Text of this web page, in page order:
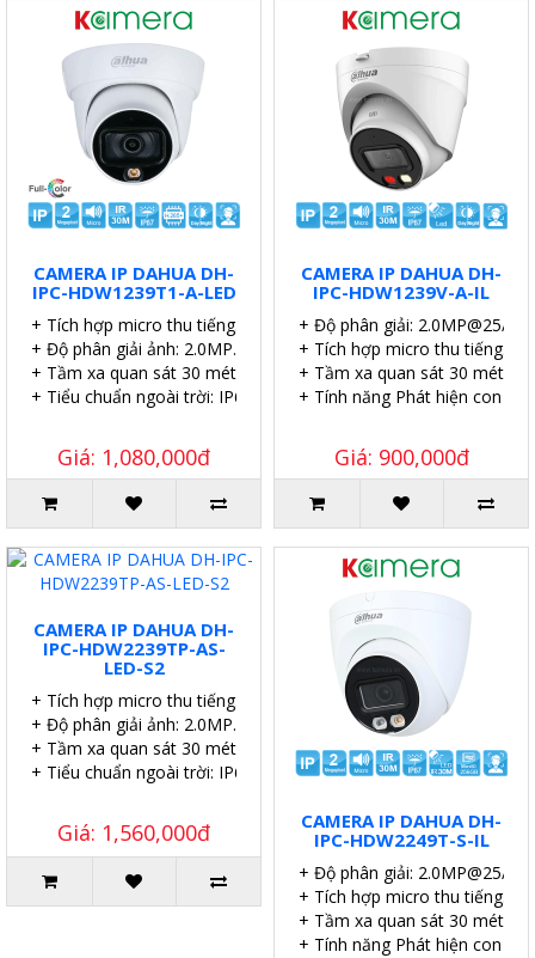
CAMERA IP DAHUA DH-
IPC-HDW1239T1-A-LED
+ Tích hợp micro thu tiếng.
+ Độ phân giải ảnh: 2.0MP.
+ Tầm xa quan sát 30 mét.
+ Tiểu chuẩn ngoài trời: IP67.
Giá: 1,080,000đ
CAMERA IP DAHUA DH-
IPC-HDW1239V-A-IL
+ Độ phân giải: 2.0MP@25/30
+ Tích hợp micro thu tiếng.
+ Tầm xa quan sát 30 mét.
+ Tính năng Phát hiện con
Giá: 900,000đ
CAMERA IP DAHUA DH-
IPC-HDW2239TP-AS-
LED-S2
+ Tích hợp micro thu tiếng.
+ Độ phân giải ảnh: 2.0MP.
+ Tầm xa quan sát 30 mét.
+ Tiểu chuẩn ngoài trời: IP67.
Giá: 1,560,000đ
CAMERA IP DAHUA DH-
IPC-HDW2249T-S-IL
+ Độ phân giải: 2.0MP@25/
+ Tích hợp micro thu tiếng.
+ Tầm xa quan sát 30 mét.
+ Tính năng Phát hiện con